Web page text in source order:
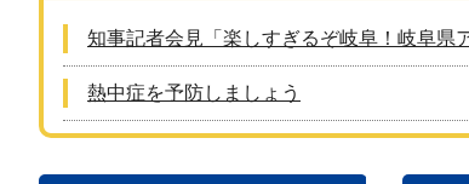
知事記者会見「楽しすぎるぞ岐阜！岐阜県
熱中症を予防しましょう